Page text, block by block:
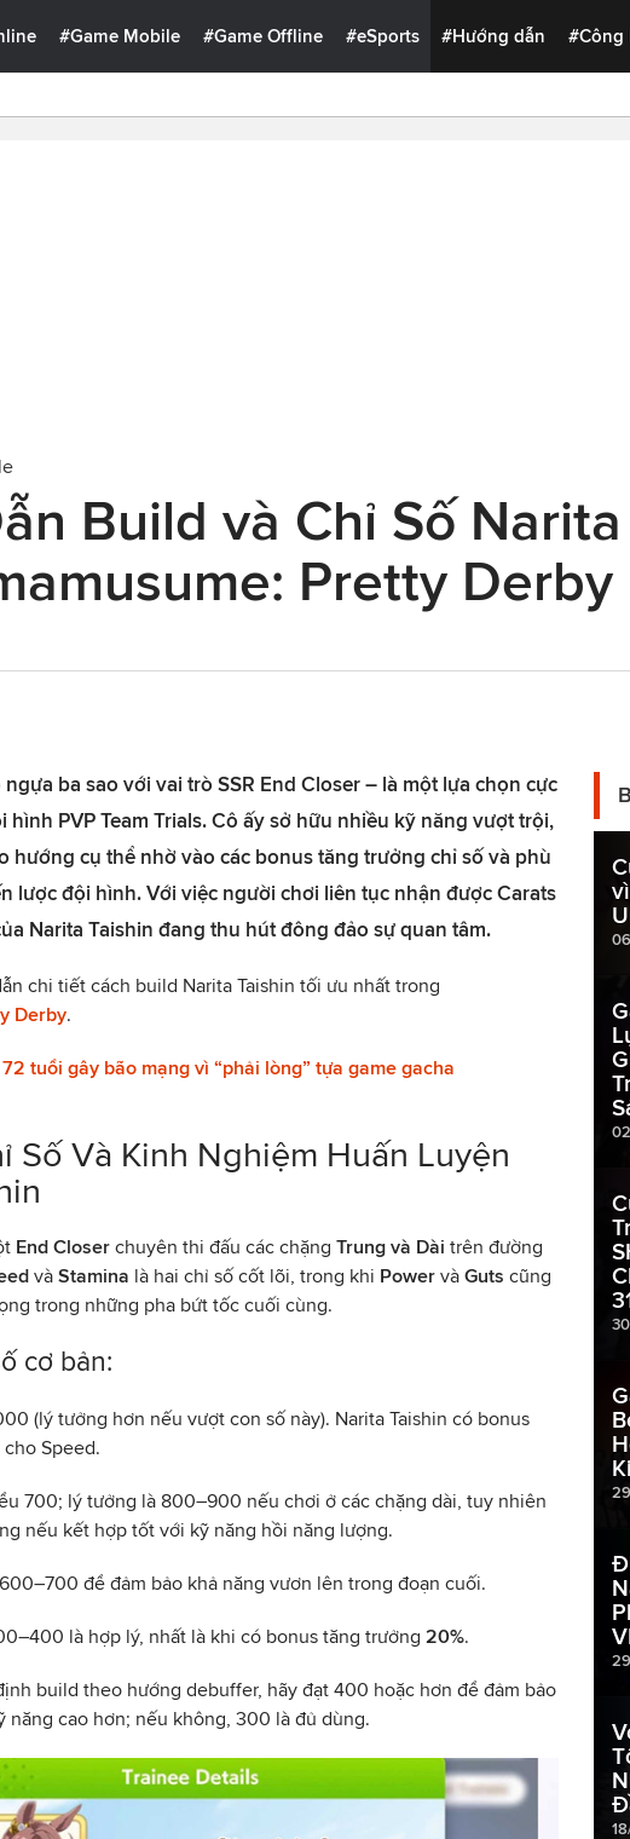
#Game Mobile #Game Offline #eSports #Hướng dẫn #Công
Build và Chỉ Số
Pretty Derby
ngựa ba sao với vai trò SSR End Closer – là một lựa chọn cực
hình PVP Team Trials. Cô ấy sở hữu nhiều kỹ năng vượt trội,
hướng cụ thể nhờ vào các bonus tăng trưởng chỉ số và phù
lược đội hình. Với việc người chơi liên tục nhận được Carats
Narita Taishin đang thu hút đông đảo sự quan tâm.
chi tiết cách build Narita Taishin tối ưu nhất trong
Derby.
tuổi gây bão mạng vì “phải lòng” tựa game gacha
Số Và Kinh Nghiệm Huấn Luyện
End Closer chuyên thi đấu các chặng Trung và Dài trên đường
và Stamina là hai chỉ số cốt lõi, trong khi Power và Guts cũng
trong những pha bứt tốc cuối cùng.
cơ bản:
(lý tưởng hơn nếu vượt con số này). Narita Taishin có bonus
cho Speed.
700; lý tưởng là 800–900 nếu chơi ở các chặng dài, tuy nhiên
nếu kết hợp tốt với kỹ năng hồi năng lượng.
để đảm bảo khả năng vươn lên trong đoạn cuối.
là hợp lý, nhất là khi có bonus tăng trưởng 20%.
build theo hướng debuffer, hãy đạt 400 hoặc hơn để đảm bảo
năng cao hơn; nếu không, 300 là đủ dùng.